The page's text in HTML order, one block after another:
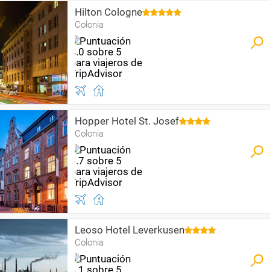
Hilton Cologne
Colonia
Hopper Hotel St. Josef
Colonia
Leoso Hotel Leverkusen
Colonia